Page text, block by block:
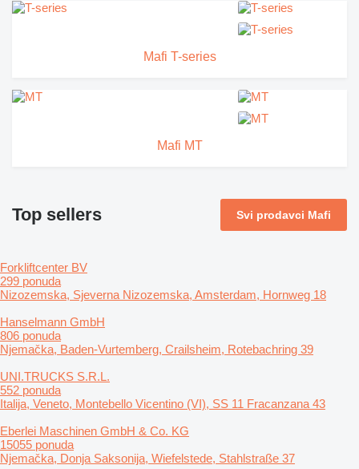
Mafi T-series
Mafi MT
Top sellers Svi prodavci Mafi
Forkliftcenter BV
299 ponuda
Nizozemska, Sjeverna Nizozemska, Amsterdam, Hornweg 18
Hanselmann GmbH
806 ponuda
Njemačka, Baden-Vurtemberg, Crailsheim, Rotebachring 39
UNI.TRUCKS S.R.L.
552 ponuda
Italija, Veneto, Montebello Vicentino (VI), SS 11 Fracanzana 43
Eberlei Maschinen GmbH & Co. KG
15055 ponuda
Njemačka, Donja Saksonija, Wiefelstede, Stahlstraße 37